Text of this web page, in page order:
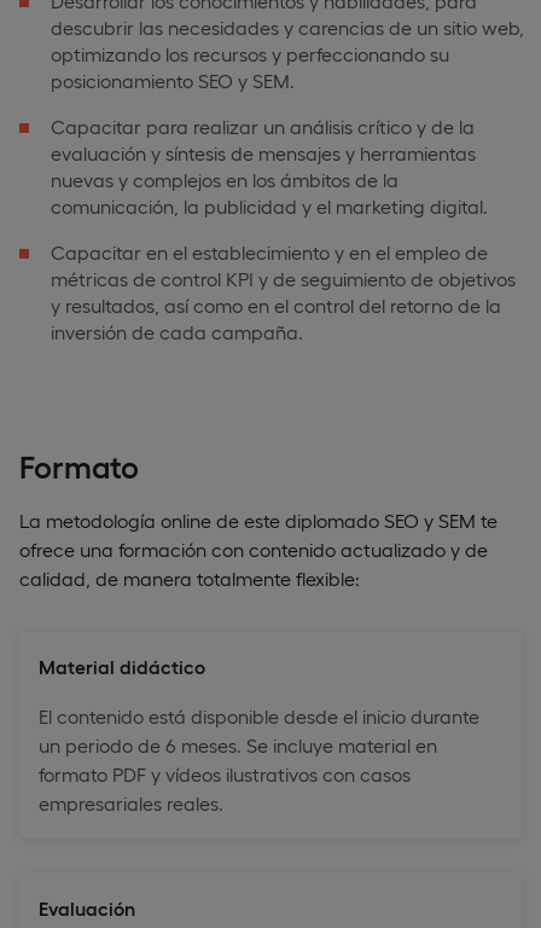
descubrir las necesidades y carencias de un sitio web,
optimizando los recursos y perfeccionando su
posicionamiento SEO y SEM.
Capacitar para realizar un análisis crítico y de la
evaluación y síntesis de mensajes y herramientas
nuevas y complejos en los ámbitos de la
comunicación, la publicidad y el marketing digital.
Capacitar en el establecimiento y en el empleo de
métricas de control KPI y de seguimiento de objetivos
y resultados, así como en el control del retorno de la
inversión de cada campaña.
Formato
La metodología online de este diplomado SEO y SEM te
ofrece una formación con contenido actualizado y de
calidad, de manera totalmente flexible:
Material didáctico
El contenido está disponible desde el inicio durante
un periodo de 6 meses. Se incluye material en
formato PDF y vídeos ilustrativos con casos
empresariales reales.
Evaluación